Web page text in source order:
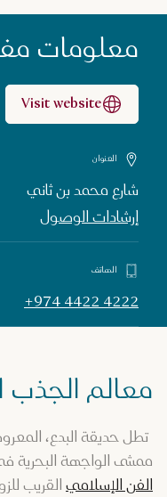
معلومات
Visit website
العنوان
شارع محمد بن ثاني
إرشادات الوصول
الهاتف
+974 4422 4222
معالم الجذب
تطل حديقة البدع،
ممشى الواجهة البحرية
الفن الإسلامي القريب